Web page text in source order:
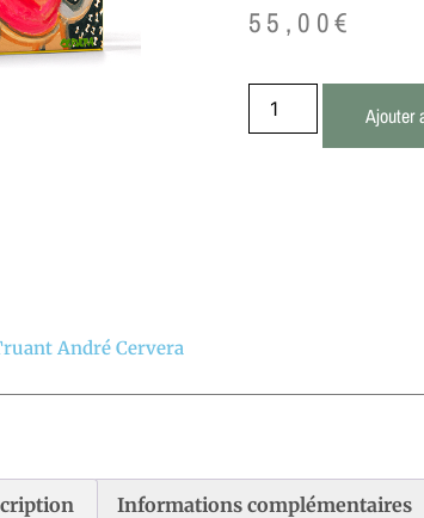
55,00€
Ajouter
André Cervera
Informations complémentaires